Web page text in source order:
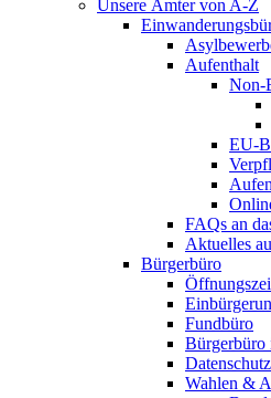
Unsere Ämter von A-Z
Aufenthalt
Non-
EU-
FAQs an
Aktuelles
Bürgerbüro
Fundbüro
Bürgerbüro
Datenschutz
Wahlen &